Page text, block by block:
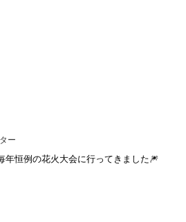
ー
年恒例の花火大会に行ってきました🎆